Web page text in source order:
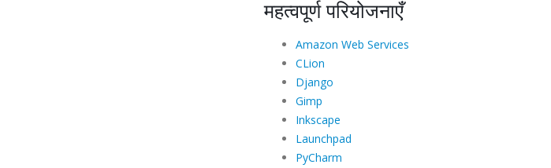
महत्वपूर्ण परियोजनाएँ
Amazon Web Services
CLion
Django
Gimp
Inkscape
Launchpad
PyCharm